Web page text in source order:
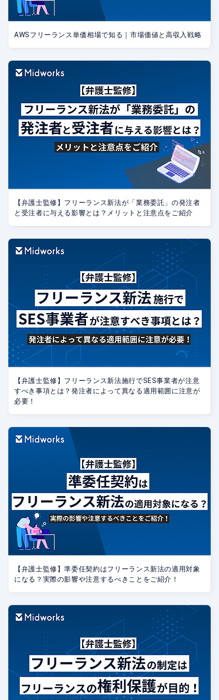
AWSフリーランス単価相場で知る｜市場価値と高収入戦略
【弁護士監修】フリーランス新法が「業務委託」の発注者
と受注者に与える影響とは？メリットと注意点をご紹介
【弁護士監修】フリーランス新法施行でSES事業者が注意
すべき事項とは？発注者によって異なる適用範囲に注意が
必要！
【弁護士監修】準委任契約はフリーランス新法の適用対象
になる？実際の影響や注意するべきことをご紹介！